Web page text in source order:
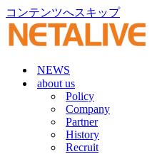
コンテンツへスキップ
NEWS
about us
Policy
Company
Partner
History
Recruit